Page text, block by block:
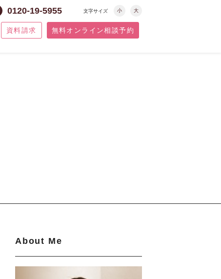
0120-19-5955 文字サイズ 小 大
資料請求 無料オンライン相談予約
About Me